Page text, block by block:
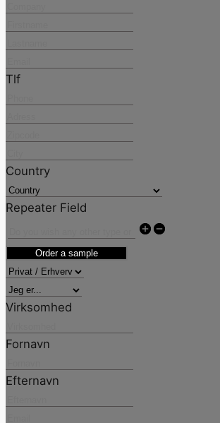
Tlf
Country
Repeater Field
Order a sample
Virksomhed
Fornavn
Efternavn